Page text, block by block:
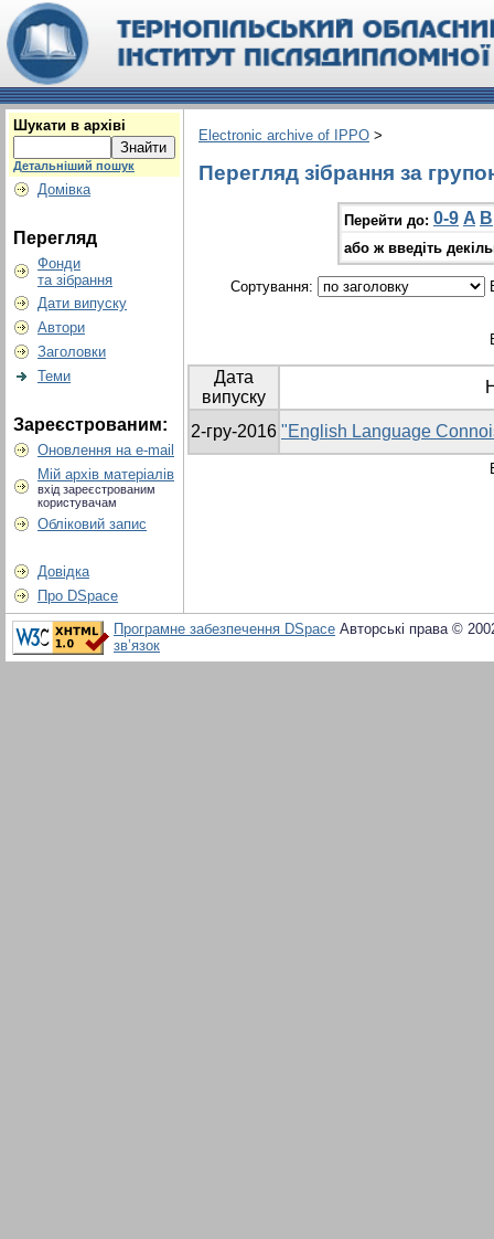
Шукати в архіві
Детальніший пошук
Домівка
Перегляд
Фонди
та зібрання
Дати випуску
Автори
Заголовки
Теми
Зареєстрованим:
Оновлення на e-mail
Мій архів матеріалів
вхід зареєстрованим
користувачам
Обліковий запис
Довідка
Про DSpace
Electronic archive of IPPO >
Перегляд зібрання за
Перейти до: 0-9 A B
або ж введіть
Сортування:
Дата
випуску
2-гру-2016 "English Language
Програмне забезпечення DSpace Авторські права ©
зв’язок